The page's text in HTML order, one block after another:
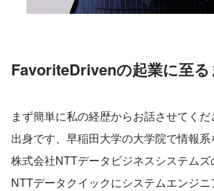
FavoriteDrivenの起業に至
まず簡単に私の経歴からお話させてく
出身です、早稲田大学の大学院で情報系
株式会社NTTデータビジネスシステムズ
NTTデータクイックにシステムエンジニ